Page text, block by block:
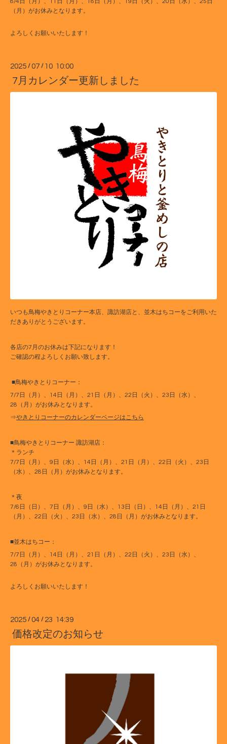
8/4日（月）、11日（月）、18日（月）、19日（火）、20日（水）、25日
（月）がお休みとなります。
よろしくお願いいたします！
2025 /07 / 10 10:00
7月カレンダー更新しました
いつも鳥梅やきとりコーナー本店、諏訪湖店と、並木はちコーをご利用いた
だきありがとうございます。
各店の7月のお休みは下記になります！
ご確認の程よろしくお願い致します。
■鳥梅やきとりコーナー：
7/7日（月）、14日（月）、21日（月）、22日（火）、23日（水）、
28（月）がお休みとなります。
⇒やきとりコーナーのカレンダーページはこちら
■鳥梅やきとりコーナー 諏訪湖店：
＊ランチ
7/7日（月）、9日（水）、14日（月）、21日（月）、22日（火）、23日
（水）、28日（月）がお休みとなります。
＊夜
7/6日（日）、7日（月）、9日（水）、13日（日）、14日（月）、21日
（月）、22日（火）、23日（水）、28日（月）がお休みとなります。
■並木はちコー：
7/7日（月）、14日（月）、21日（月）、22日（火）、23日（水）、
28（月）がお休みとなります。
よろしくお願いいたします！
2025 /04 / 23 14:39
価格改定のお知らせ